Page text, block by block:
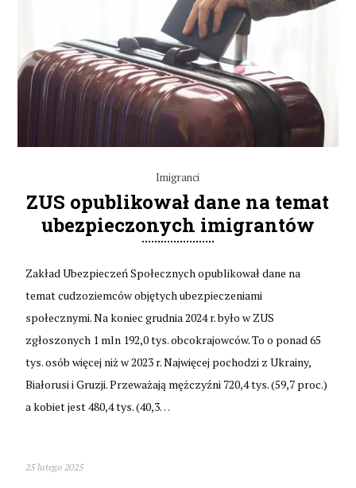
Imigranci
ZUS opublikował dane na temat
ubezpieczonych imigrantów
Zakład Ubezpieczeń Społecznych opublikował dane na
temat cudzoziemców objętych ubezpieczeniami
społecznymi. Na koniec grudnia 2024 r. było w ZUS
zgłoszonych 1 mln 192,0 tys. obcokrajowców. To o ponad 65
tys. osób więcej niż w 2023 r. Najwięcej pochodzi z Ukrainy,
Białorusi i Gruzji. Przeważają mężczyźni 720,4 tys. (59,7 proc.)
a kobiet jest 480,4 tys. (40,3…
25 lutego 2025